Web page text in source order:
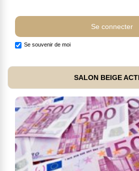
Se souvenir de moi
SALON BEIGE